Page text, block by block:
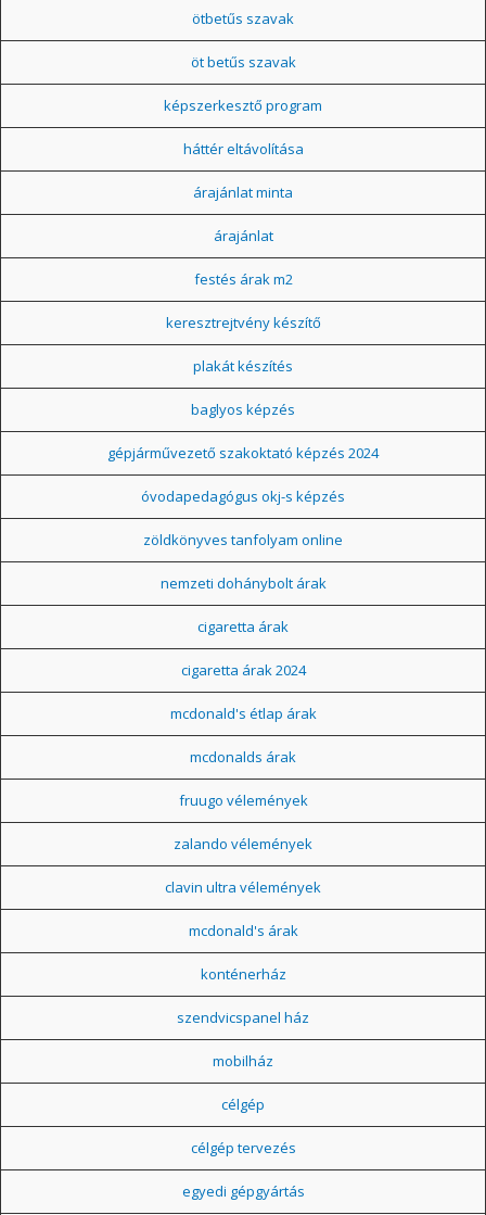
ötbetűs szavak
öt betűs szavak
képszerkesztő program
háttér eltávolítása
árajánlat minta
árajánlat
festés árak m2
keresztrejtvény készítő
plakát készítés
baglyos képzés
gépjárművezető szakoktató képzés 2024
óvodapedagógus okj-s képzés
zöldkönyves tanfolyam online
nemzeti dohánybolt árak
cigaretta árak
cigaretta árak 2024
mcdonald's étlap árak
mcdonalds árak
fruugo vélemények
zalando vélemények
clavin ultra vélemények
mcdonald's árak
konténerház
szendvicspanel ház
mobilház
célgép
célgép tervezés
egyedi gépgyártás